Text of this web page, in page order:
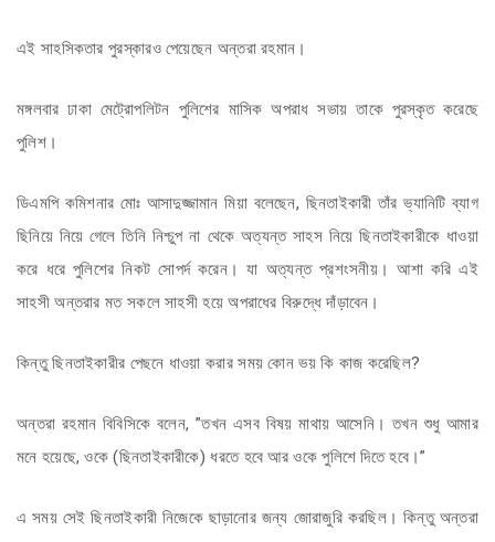
এই সাহসিকতার পুরস্কারও পেয়েছেন অন্তরা রহমান।
মঙ্গলবার ঢাকা মেট্রোপলিটন পুলিশের মাসিক অপরাধ সভায় তাকে পুরস্কৃত করেছে
পুলিশ।
ডিএমপি কমিশনার মোঃ আসাদুজ্জামান মিয়া বলেছেন, ছিনতাইকারী তাঁর ভ্যানিটি ব্যাগ
ছিনিয়ে নিয়ে গেলে তিনি নিশ্চুপ না থেকে অত্যন্ত সাহস নিয়ে ছিনতাইকারীকে ধাওয়া
করে ধরে পুলিশের নিকট সোপর্দ করেন। যা অত্যন্ত প্রশংসনীয়। আশা করি এই
সাহসী অন্তরার মত সকলে সাহসী হয়ে অপরাধের বিরুদ্ধে দাঁড়াবেন।
কিন্তু ছিনতাইকারীর পেছনে ধাওয়া করার সময় কোন ভয় কি কাজ করেছিল?
অন্তরা রহমান বিবিসিকে বলেন, ”তখন এসব বিষয় মাথায় আসেনি। তখন শুধু আমার
মনে হয়েছে, ওকে (ছিনতাইকারীকে) ধরতে হবে আর ওকে পুলিশে দিতে হবে।”
এ সময় সেই ছিনতাইকারী নিজেকে ছাড়ানোর জন্য জোরাজুরি করছিল। কিন্তু অন্তরা